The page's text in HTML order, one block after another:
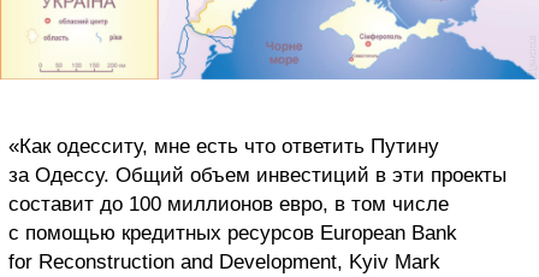
«Как одесситу, мне есть что ответить Путину
за Одессу. Общий объем инвестиций в эти проекты
составит до 100 миллионов евро, в том числе
с помощью кредитных ресурсов European Bank
for Reconstruction and Development, Kyiv Mark